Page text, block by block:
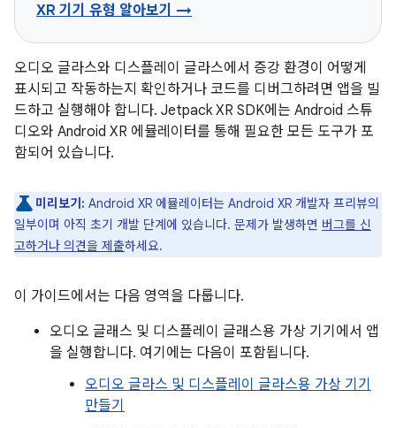
XR 기기 유형 알아보기 →
오디오 글라스와 디스플레이 글라스에서 증강 환경이 어떻게
표시되고 작동하는지 확인하거나 코드를 디버그하려면 앱을 빌
드하고 실행해야 합니다. Jetpack XR SDK에는 Android 스튜
디오와 Android XR 에뮬레이터를 통해 필요한 모든 도구가 포
함되어 있습니다.
미리보기: Android XR 에뮬레이터는 Android XR 개발자 프리뷰의
일부이며 아직 초기 개발 단계에 있습니다. 문제가 발생하면 버그를 신
고하거나 의견을 제출하세요.
이 가이드에서는 다음 영역을 다룹니다.
오디오 글래스 및 디스플레이 글래스용 가상 기기에서 앱
을 실행합니다. 여기에는 다음이 포함됩니다.
오디오 글라스 및 디스플레이 글라스용 가상 기기
만들기